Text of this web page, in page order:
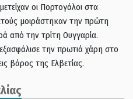
οι Πορτογάλοι στα
μοιράστηκαν την πρώτη
από την τρίτη Ουγγαρία.
την πρωτιά χάρη στο
βάρος της Ελβετίας.